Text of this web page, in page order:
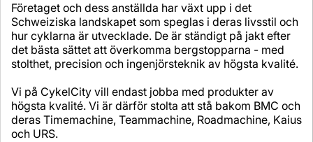
Företaget och dess anställda har växt upp i det
Schweiziska landskapet som speglas i deras livsstil och
hur cyklarna är utvecklade. De är ständigt på jakt efter
det bästa sättet att överkomma bergstopparna - med
stolthet, precision och ingenjörsteknik av högsta kvalité.
Vi på CykelCity vill endast jobba med produkter av
högsta kvalité. Vi är därför stolta att stå bakom BMC och
deras Timemachine, Teammachine, Roadmachine, Kaius
och URS.